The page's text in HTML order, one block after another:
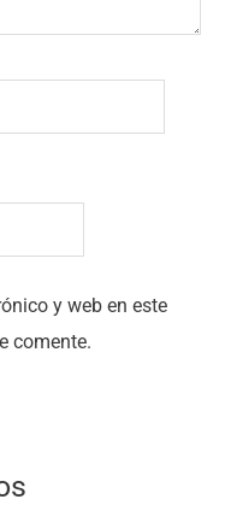
y web en este
comente.